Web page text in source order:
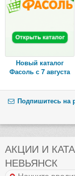
Новый каталог
Фасоль с 7 августа
Подпишитесь на
АКЦИИ И
НЕВЬЯНСК